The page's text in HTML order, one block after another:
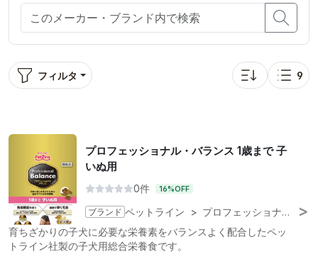
フィルタ
並び替え: 人気順
表示
9
プロフェッショナル・バランス 1歳まで 子
いぬ用
0件 16%OFF
ブランド ペットライン > プロフェッショナル・バランス
育ちざかりの子犬に必要な栄養素をバランスよく配合したペッ
トライン社製の子犬用総合栄養食です。